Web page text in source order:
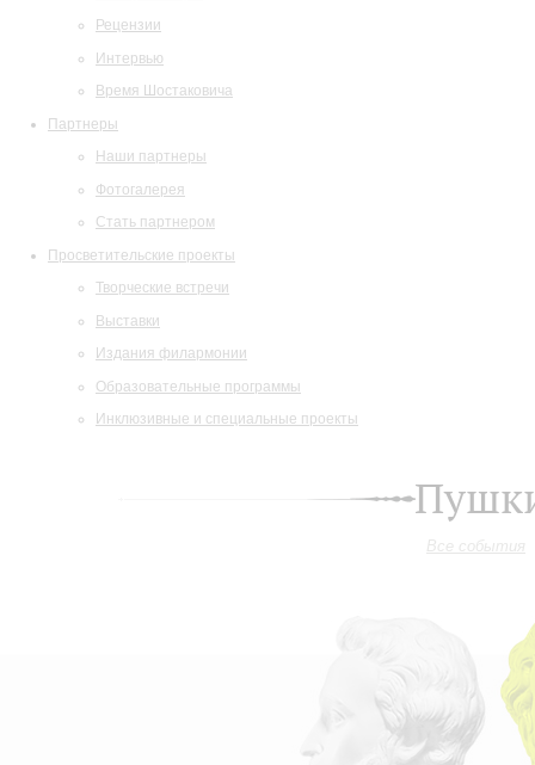
Рецензии
Интервью
Время Шостаковича
Партнеры
Наши партнеры
Фотогалерея
Стать партнером
Просветительские проекты
Творческие встречи
Выставки
Издания филармонии
Образовательные программы
Инклюзивные и специальные проекты
Все события